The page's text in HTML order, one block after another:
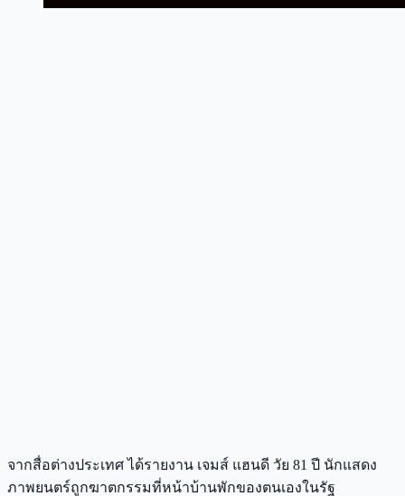
จากสื่อต่างประเทศ ได้รายงาน เจมส์ แฮนดี วัย 81 ปี นักแสดง
ภาพยนตร์ถูกฆาตกรรมที่หน้าบ้านพักของตนเองในรัฐ